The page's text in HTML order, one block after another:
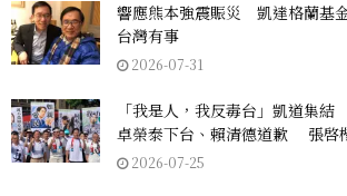
響應熊本強震賑災 凱達格蘭基
台灣有事
2026-07-31
「我是人，我反毒台」凱道集
卓榮泰下台、賴清德道歉 張啓
2026-07-25